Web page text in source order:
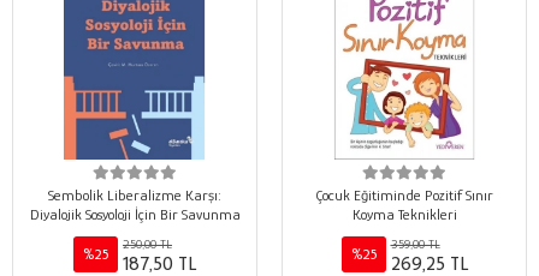
Sembolik Liberalizme Karşı:
Diyalojik Sosyoloji İçin Bir Savunma
%25
250,00 TL
187,50 TL
Çocuk Eğitiminde Pozitif Sınır
Koyma Teknikleri
%25
359,00 TL
269,25 TL